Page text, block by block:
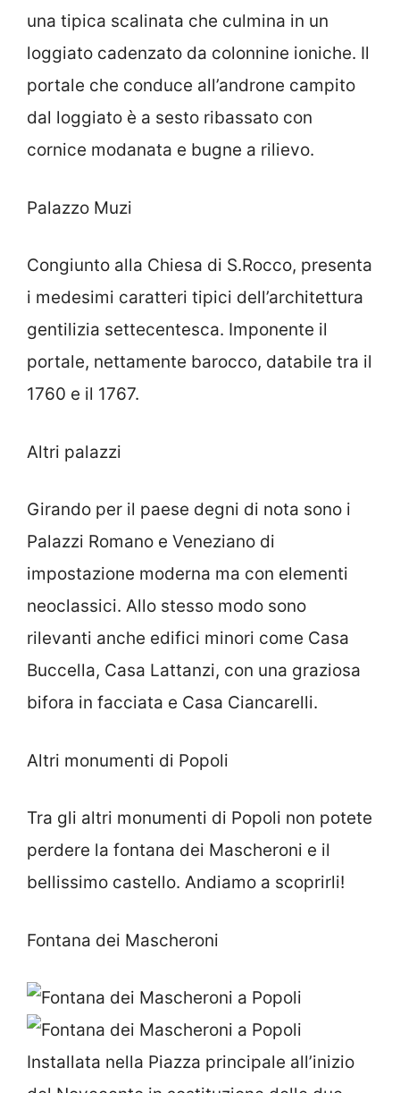
una tipica scalinata che culmina in un
loggiato cadenzato da colonnine ioniche. Il
portale che conduce all’androne campito
dal loggiato è a sesto ribassato con
cornice modanata e bugne a rilievo.
Palazzo Muzi
Congiunto alla Chiesa di S.Rocco, presenta
i medesimi caratteri tipici dell’architettura
gentilizia settecentesca. Imponente il
portale, nettamente barocco, databile tra il
1760 e il 1767.
Altri palazzi
Girando per il paese degni di nota sono i
Palazzi Romano e Veneziano di
impostazione moderna ma con elementi
neoclassici. Allo stesso modo sono
rilevanti anche edifici minori come Casa
Buccella, Casa Lattanzi, con una graziosa
bifora in facciata e Casa Ciancarelli.
Altri monumenti di Popoli
Tra gli altri monumenti di Popoli non potete
perdere la fontana dei Mascheroni e il
bellissimo castello. Andiamo a scoprirli!
Fontana dei Mascheroni
Installata nella Piazza principale all’inizio